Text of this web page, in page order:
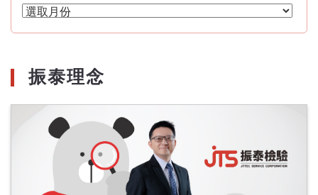
文
振泰理念